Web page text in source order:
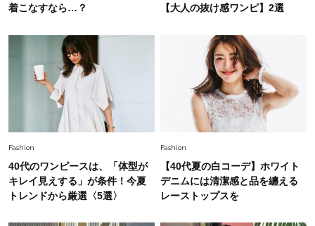
Fashion
白黒でもこんなに華やぐ！40代、夏の「甘めト
ップス×パンツ」コーデ〈3選〉
Fashion
40代の夏通勤はこれ１着！「きちんと感」も
「オシャレ」も整うトレンドトップス〈4選〉
Fashion 2026.6.26
初夏はこれさえあれば！40代は【淡色ワンピ】
着こなすなら…？
【大人の抜け感ワンピ】2選
Fashion
40代のワンピースは、「体型が
キレイ見えする」が条件！今夏
トレンドから厳選〈5選〉
Fashion
【40代夏の白コーデ】ホワイト
デニムには清潔感と品を纏える
レーストップスを